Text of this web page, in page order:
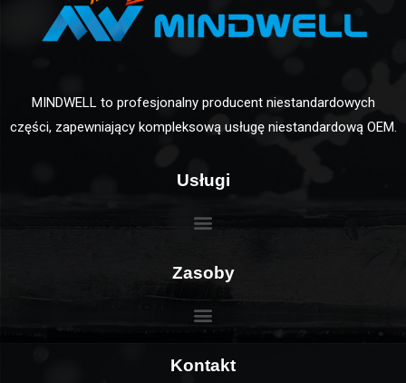
MINDWELL to profesjonalny producent niestandardowych
części, zapewniający kompleksową usługę niestandardową OEM.
Usługi
Zasoby
Kontakt